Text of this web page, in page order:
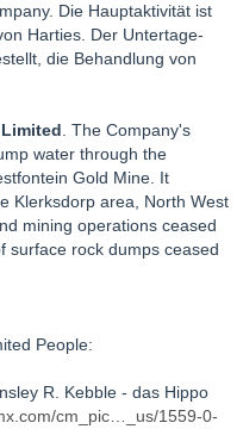
Die Hauptaktivität ist
Harties. Der Untertage-
die Behandlung von
. The Company's
water through the
Gold Mine. It
Klerksdorp area, North West
mining operations ceased
surface rock dumps ceased
People:
R. Kebble - das Hippo
cm_pic…_us/1559-0-